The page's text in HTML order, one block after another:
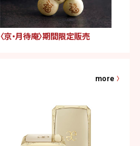
〈京・月待庵〉期間限定販売
more